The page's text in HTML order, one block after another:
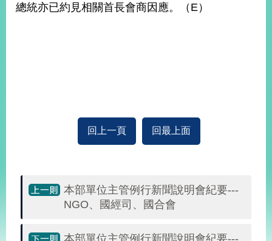
總統亦已約見相關首長會商因應。（E）
回上一頁 回最上面
本部單位主管例行新聞說明會紀要---
NGO、國經司、國合會
本部單位主管例行新聞說明會紀要---